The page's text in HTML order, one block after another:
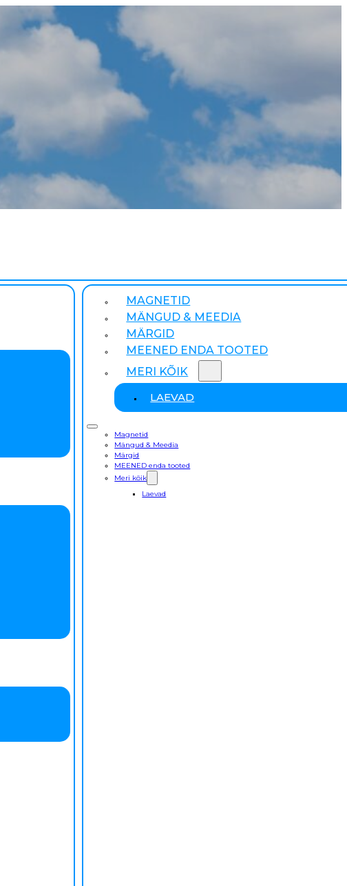
MAGNETID
MÄNGUD & MEEDIA
MÄRGID
MEENED ENDA TOOTED
MERI KÕIK
LAEVAD
Magnetid
Mängud & Meedia
Märgid
MEENED enda tooted
Meri kõik
Laevad